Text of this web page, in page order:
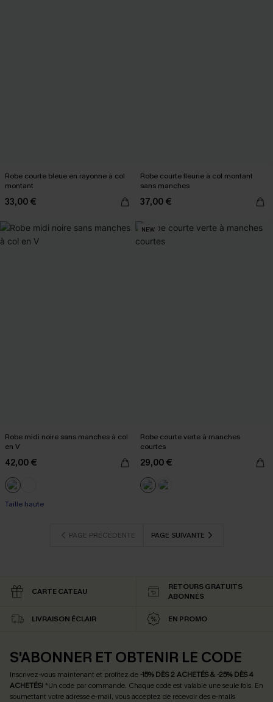
Robe courte bleue en rayonne à col
montant
33,00 €
Robe courte fleurie à col montant
sans manches
37,00 €
Robe midi noire sans manches à col
en V
42,00 €
Taille haute
NEW
Robe courte verte à manches
courtes
29,00 €
PAGE PRÉCÉDENTE PAGE SUIVANTE
CARTE CATEAU
RETOURS GRATUITS
ABONNÉS
LIVRAISON ÉCLAIR EN PROMO
S'ABONNER ET OBTENIR LE CODE
Inscrivez-vous maintenant et profitez de -15% DÈS 2 ACHETÉS & -25% DÈS 4
ACHETÉS! *Un code par commande. Chaque code est valable une seule fois. En
soumettant votre adresse e-mail, vous acceptez de recevoir des e-mails